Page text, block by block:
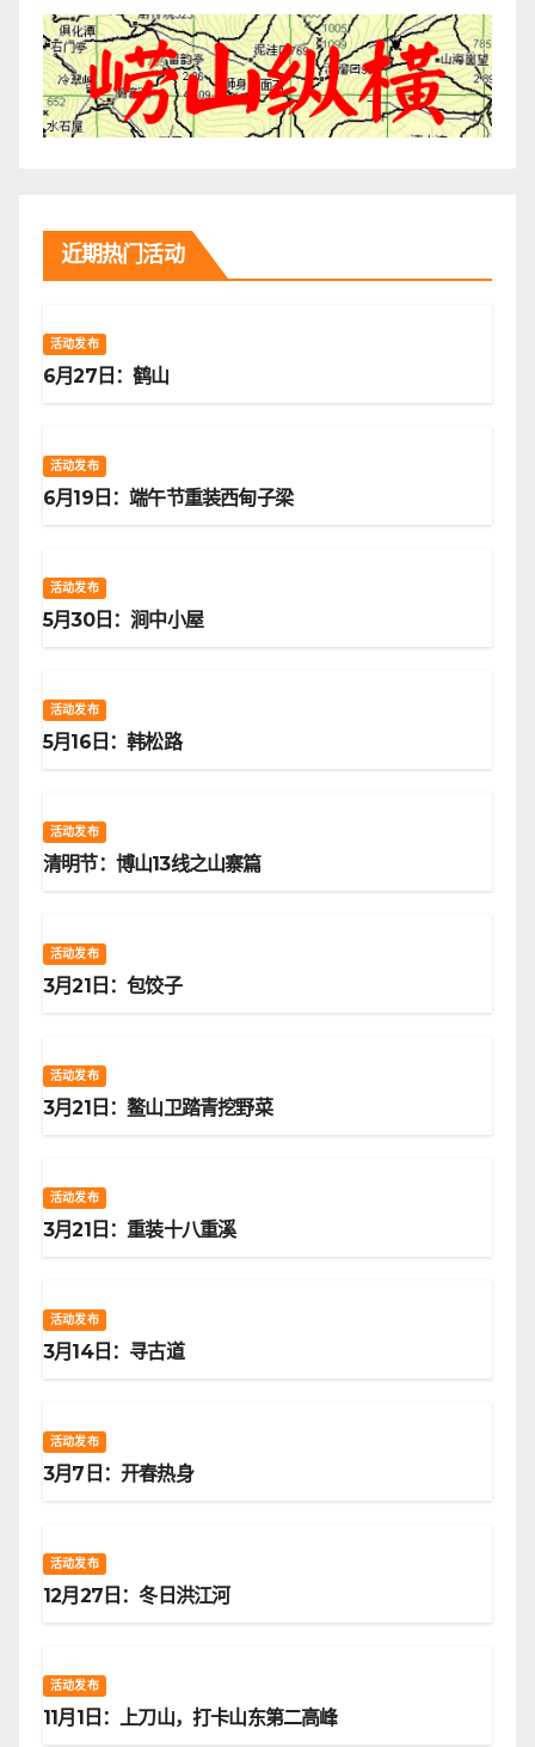
近期热门活动
活动发布
6月27日：鹤山
活动发布
6月19日：端午节重装西甸子梁
活动发布
5月30日：涧中小屋
活动发布
5月16日：韩松路
活动发布
清明节：博山13线之山寨篇
活动发布
3月21日：包饺子
活动发布
3月21日：鳌山卫踏青挖野菜
活动发布
3月21日：重装十八重溪
活动发布
3月14日：寻古道
活动发布
3月7日：开春热身
活动发布
12月27日：冬日洪江河
活动发布
11月1日：上刀山，打卡山东第二高峰